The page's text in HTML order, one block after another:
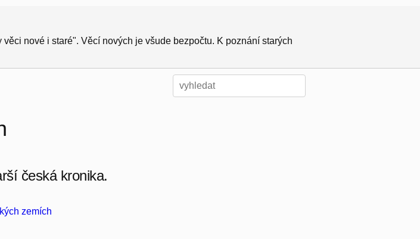
nové i staré". Věcí nových je všude bezpočtu. K poznání starých
česká kronika.
zemích